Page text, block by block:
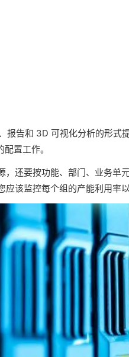
报告和 3D 可视化分析的形式
置工作。
，还要按功能、部门、业务单
该监控每个组的产能利用率